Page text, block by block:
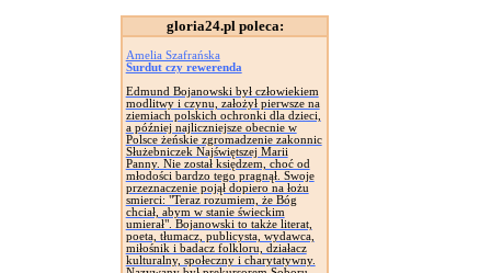
gloria24.pl poleca:
Amelia Szafrańska
Surdut czy rewerenda
Edmund Bojanowski był człowiekiem
modlitwy i czynu, założył pierwsze na
ziemiach polskich ochronki dla dzieci,
a później najliczniejsze obecnie w
Polsce żeńskie zgromadzenie zakonnic
Służebniczek Najświętszej Marii
Panny. Nie został księdzem, choć od
młodości bardzo tego pragnął. Swoje
przeznaczenie pojął dopiero na łożu
smierci: "Teraz rozumiem, że Bóg
chciał, abym w stanie świeckim
umierał". Bojanowski to także literat,
poeta, tłumacz, publicysta, wydawca,
miłośnik i badacz folkloru, działacz
kulturalny, społeczny i charytatywny.